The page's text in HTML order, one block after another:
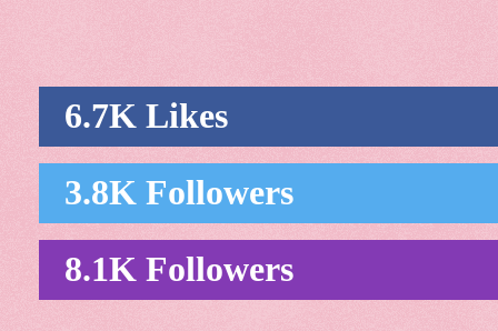
6.7K Likes
3.8K Followers
8.1K Followers